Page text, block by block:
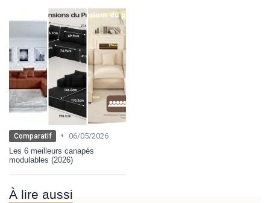
Comparatif • 06/05/2026
Les 6 meilleurs canapés
modulables (2026)
À lire aussi